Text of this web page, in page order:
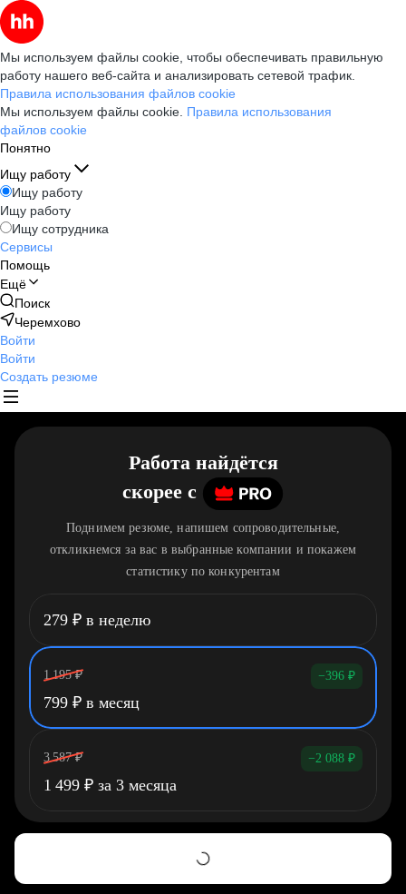
Мы используем файлы cookie, чтобы обеспечивать правильную
работу нашего веб-сайта и анализировать сетевой трафик.
Правила использования файлов cookie
Мы используем файлы cookie. Правила использования
файлов cookie
Понятно
Ищу работу
Ищу работу
Ищу работу
Ищу сотрудника
Сервисы
Помощь
Ещё
Поиск
Черемхово
Войти
Войти
Создать резюме
Работа найдётся
скорее c
Поднимем резюме, напишем сопроводительные,
откликнемся за вас в выбранные компании и покажем
статистику по конкурентам
279 ₽ в неделю
1 195 ₽ −396 ₽
799 ₽ в месяц
3 587 ₽ −2 088 ₽
1 499 ₽ за 3 месяца